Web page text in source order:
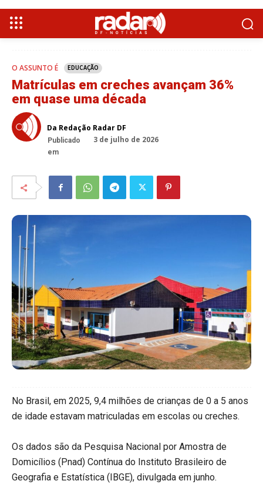
O ASSUNTO É EDUCAÇÃO
Matrículas em creches avançam 36%
em quase uma década
Da Redação Radar DF
Publicado
em
3 de julho de 2026
No Brasil, em 2025, 9,4 milhões de crianças de 0 a 5 anos
de idade estavam matriculadas em escolas ou creches.
Os dados são da Pesquisa Nacional por Amostra de
Domicílios (Pnad) Contínua do Instituto Brasileiro de
Geografia e Estatística (IBGE), divulgada em junho.